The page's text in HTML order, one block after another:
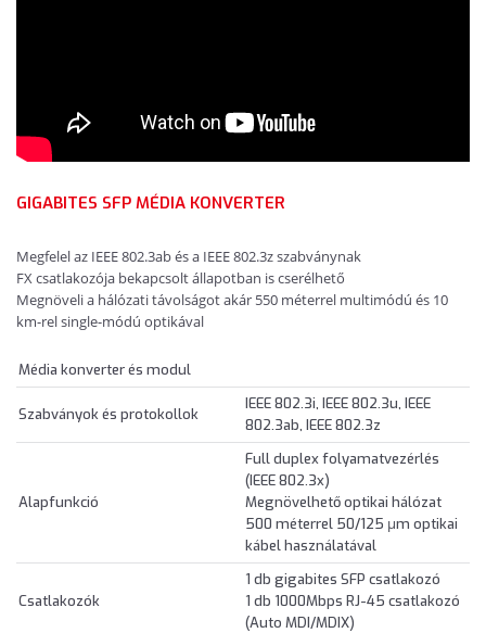
GIGABITES SFP MÉDIA KONVERTER
Megfelel az IEEE 802.3ab és a IEEE 802.3z szabványnak
FX csatlakozója bekapcsolt állapotban is cserélhető
Megnöveli a hálózati távolságot akár 550 méterrel multimódú és 10
km-rel single-módú optikával
Média konverter és modul
Szabványok és protokollok
IEEE 802.3i, IEEE 802.3u, IEEE
802.3ab, IEEE 802.3z
Alapfunkció
Full duplex folyamatvezérlés
(IEEE 802.3x)
Megnövelhető optikai hálózat
500 méterrel 50/125 μm optikai
kábel használatával
Csatlakozók
1 db gigabites SFP csatlakozó
1 db 1000Mbps RJ-45 csatlakozó
(Auto MDI/MDIX)